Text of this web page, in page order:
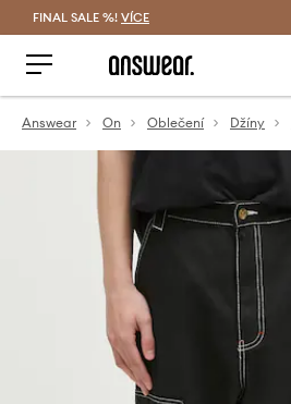
FINAL SALE %! VÍCE
Answear On Oblečení Džíny